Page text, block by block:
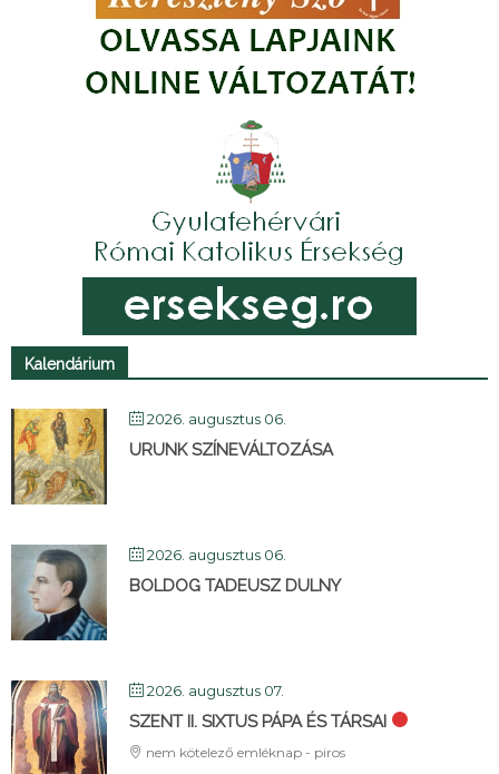
Kalendárium
2026. augusztus 06.
URUNK SZÍNEVÁLTOZÁSA
2026. augusztus 06.
BOLDOG TADEUSZ DULNY
2026. augusztus 07.
SZENT II. SIXTUS PÁPA ÉS TÁRSAI
nem kötelező emléknap - piros